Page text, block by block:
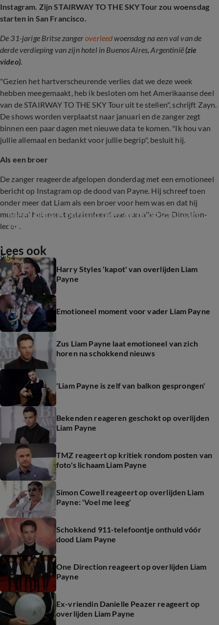
Instagram. Zijn STAIRWAY TO THE SKY Tour zou woensdag
starten in San Francisco.
De 31-jarige Britse zangeroverleedwoensdag na een val van de
derde verdieping van zijn hotel in Buenos Aires, Argentinië(zie
video).
"Gezien het hartverscheurende verlies dat we deze week
hebben meegemaakt, heb ik besloten om het Amerikaanse deel
van de STAIRWAY TO THE SKY Tour uit te stellen", schrijft Zayn.
De shows worden verplaatst naar januari en de zanger zegt
binnen een paar dagen met nieuwe data te komen. "Ik hou van
jullie allemaal en bedankt voor jullie begrip", besluit hij.
Als een broer
De zanger reageerde afgelopen donderdag met een emotioneel
bericht op Instagram op de dood van Payne. Hij schreef toen
onder meer dat Liam als een broer voor hem was en dat hij
muzikaal het meest getalenteerd was van alle One Direction-
leden.
9:54
Meer details onthuld over de dood van Liam
Payne
Lees ook
Harry Styles 'kapot' van overlijden Liam
Payne
Emotioneel moment voor vader Liam Payne
Zus Liam Payne laat emotioneel van zich
horen na schokkend nieuws
'Liam Payne is zelf van balkon gesprongen'
Bekenden reageren geschokt op overlijden
Liam Payne
TMZ reageert op kritiek rondom posten van
foto's lichaam Liam Payne
Simon Cowell reageert op overlijden Liam
Payne: 'Voel me leeg'
Schokkend 911-telefoontje onthuld vóór
dood Liam Payne
One Direction reageert op overlijden Liam
Payne
Ex-vriendin Danielle Peazer reageert op
overlijden Liam Payne